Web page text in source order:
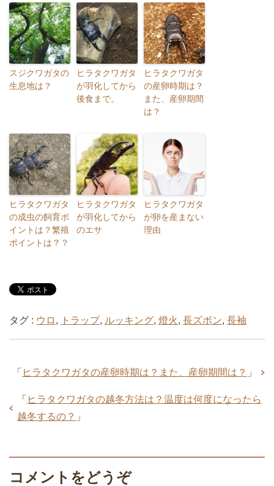
スジクワガタの
生息地は？
ヒラタクワガタ
が羽化してから
後食まで。
ヒラタクワガタ
の産卵時期は？
また、産卵期間
は？
ヒラタクワガタ
の成虫の飼育ポ
イントは？繁殖
ポイントは？？
ヒラタクワガタ
が羽化してから
のエサ
ヒラタクワガタ
が卵を産まない
理由
タグ : ウロ , トラップ, ルッキング, 燈火, 長ズボン, 長袖
「 ヒラタクワガタの産卵時期は？また、産卵期間は？ 」
「 ヒラタクワガタの越冬方法は？温度は何度になったら
越冬するの？ 」
コメントをどうぞ